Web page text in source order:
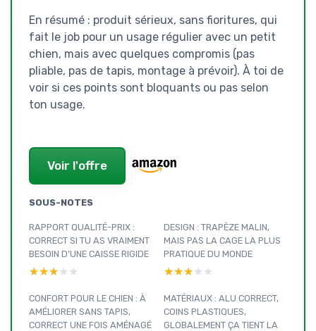
En résumé : produit sérieux, sans fioritures, qui
fait le job pour un usage régulier avec un petit
chien, mais avec quelques compromis (pas
pliable, pas de tapis, montage à prévoir). À toi de
voir si ces points sont bloquants ou pas selon
ton usage.
Voir l'offre
SOUS-NOTES
RAPPORT QUALITÉ-PRIX :
CORRECT SI TU AS VRAIMENT
BESOIN D’UNE CAISSE RIGIDE
★★★★★
★★★★★
DESIGN : TRAPÈZE MALIN,
MAIS PAS LA CAGE LA PLUS
PRATIQUE DU MONDE
★★★★★
★★★★★
CONFORT POUR LE CHIEN : À
AMÉLIORER SANS TAPIS,
CORRECT UNE FOIS AMÉNAGÉ
MATÉRIAUX : ALU CORRECT,
COINS PLASTIQUES,
GLOBALEMENT ÇA TIENT LA